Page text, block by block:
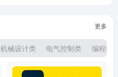
机械设计类 电气控制类 编程技
更多